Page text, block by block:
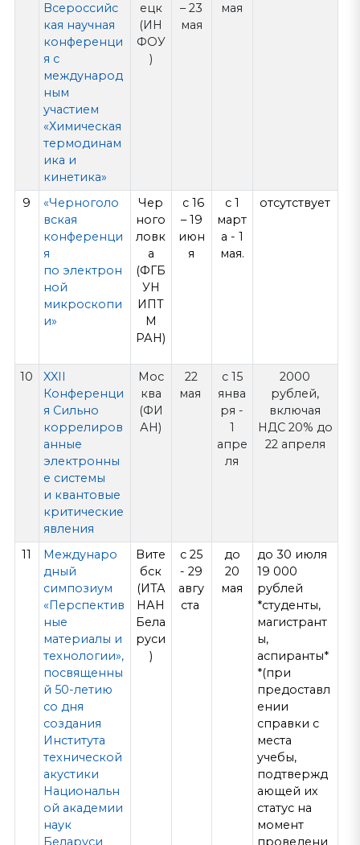
Всероссийс
кая научная
конференци
я с
международ
ным
участием
«Химическая
термодинам
ика и
кинетика»
ецк
(ИН
ФОУ
)
– 23
мая
мая
9
«Черноголо
вская
конференци
я
по электрон
ной
микроскопи
и»
Чер
ного
ловк
а
(ФГБ
УН
ИПТ
М
РАН)
с 16
– 19
июн
я
с 1
март
а - 1
мая.
отсутствует
10
XXII
Конференци
я Сильно
коррелиров
анные
электронны
е системы
и квантовые
критические
явления
Мос
ква
(ФИ
АН)
22
мая
с 15
янва
ря -
1
апре
ля
2000
рублей,
включая
НДС 20% до
22 апреля
11
Междунаро
дный
симпозиум
«Перспектив
ные
материалы и
технологии»,
посвященны
й 50-летию
со дня
создания
Института
технической
акустики
Национальн
ой академии
наук
Беларуси
Вите
бск
(ИТА
НАН
Бела
руси
)
с 25
- 29
авгу
ста
до
20
мая
до 30 июля
19 000
рублей
*студенты,
магистрант
ы,
аспиранты*
*(при
предоставл
ении
справки с
места
учебы,
подтвержд
ающей их
статус на
момент
проведени